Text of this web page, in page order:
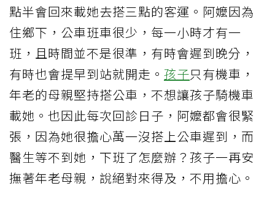
點半會回來載她去搭三點的客運。阿嬤因為
住鄉下，公車班車很少，每一小時才有一
班，且時間並不是很準，有時會遲到晚分，
有時也會提早到站就開走。 孩子只有機車，
年老的母親堅持搭公車，不想讓孩子騎機車
載她。也因此每次回診日子，阿嬤都會很緊
張，因為她很擔心萬一沒搭上公車遲到，而
醫生等不到她，下班了怎麼辦？孩子一再安
撫著年老母親，說絕對來得及，不用擔心。